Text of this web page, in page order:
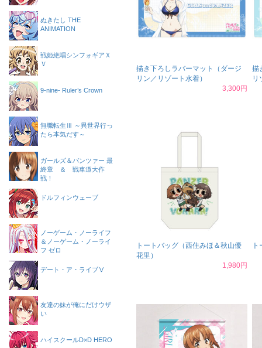
描き下ろしラバーマット（ダージ
リン／リゾート水着）
3,300円
描
リ
トートバッグ（西住みほ＆秋山優
花里）
1,980円
ぬきたし THE
ANIMATION
戦姫絶唱シンフォギアＸ
Ｖ
9-nine- Ruler’s Crown
無職転生Ⅲ ～異世界行っ
たら本気だす～
ガールズ＆パンツァー 最
終章 ＆ 戦車道大作
戦！
ドルフィンウェーブ
ノーゲーム・ノーライフ
＆ノーゲーム・ノーライ
フ ゼロ
デート・ア・ライブⅤ
友達の妹が俺にだけウザ
い
ハイスクールD×D HERO